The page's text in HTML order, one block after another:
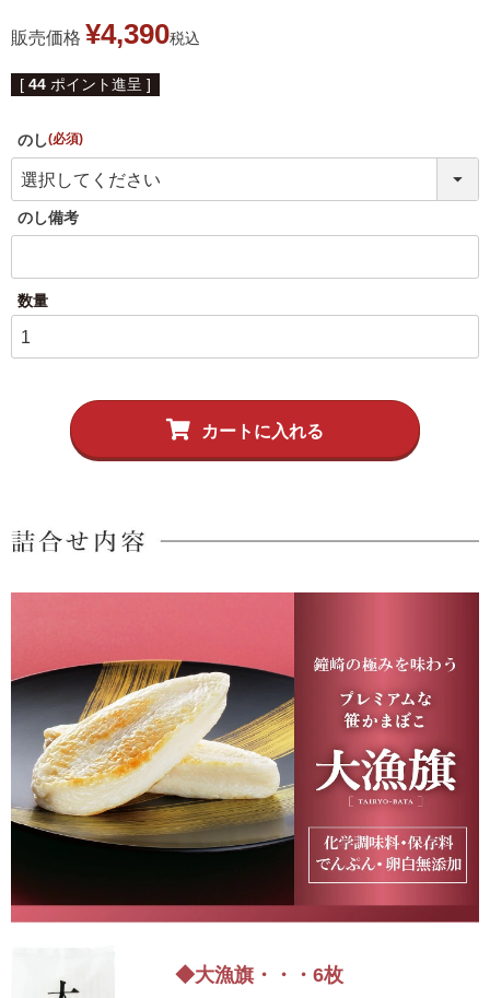
味ささ
伊達揚げ
季節のかねささ たけの
こ
牛たん かねざき
5,001円以上 4,001円～5,000円
3,001円～4,000円 2,001円～3,000円
1,001円～2,000円 1,000円以下
販売価格 ¥4,390税込
[ 44 ポイント進呈 ]
のし
(必須)
のし備考
カートに入れる
◆大漁旗・・・6枚